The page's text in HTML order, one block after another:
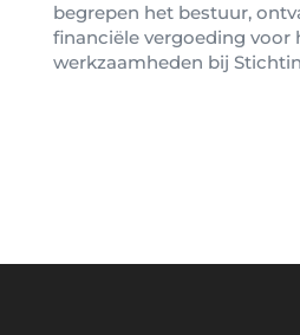
begrepen het bestuur,
financiële vergoeding voor
werkzaamheden bij